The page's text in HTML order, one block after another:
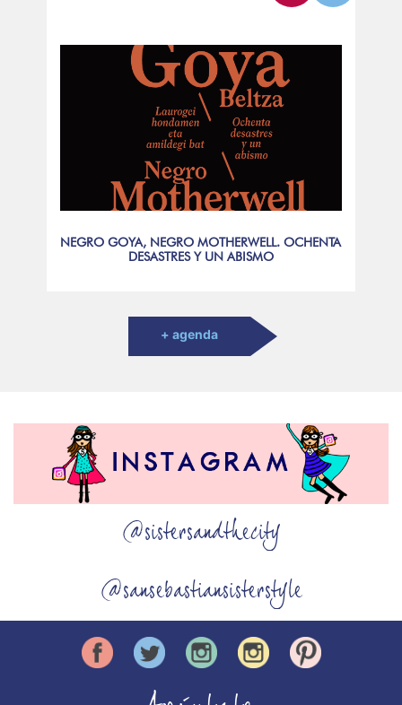
NEGRO GOYA, NEGRO MOTHERWELL. OCHENTA
DESASTRES Y UN ABISMO
+ agenda
@sistersandthecity
@sansebastiansisterstyle